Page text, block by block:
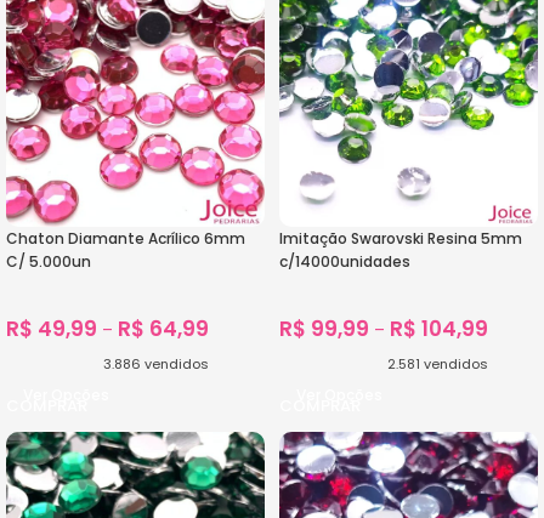
Chaton Diamante Acrílico 6mm
C/ 5.000un
R$ 49,99 – R$ 64,99
3.886 vendidos
Imitação Swarovski Resina 5mm
c/14000unidades
R$ 99,99 – R$ 104,99
2.581 vendidos